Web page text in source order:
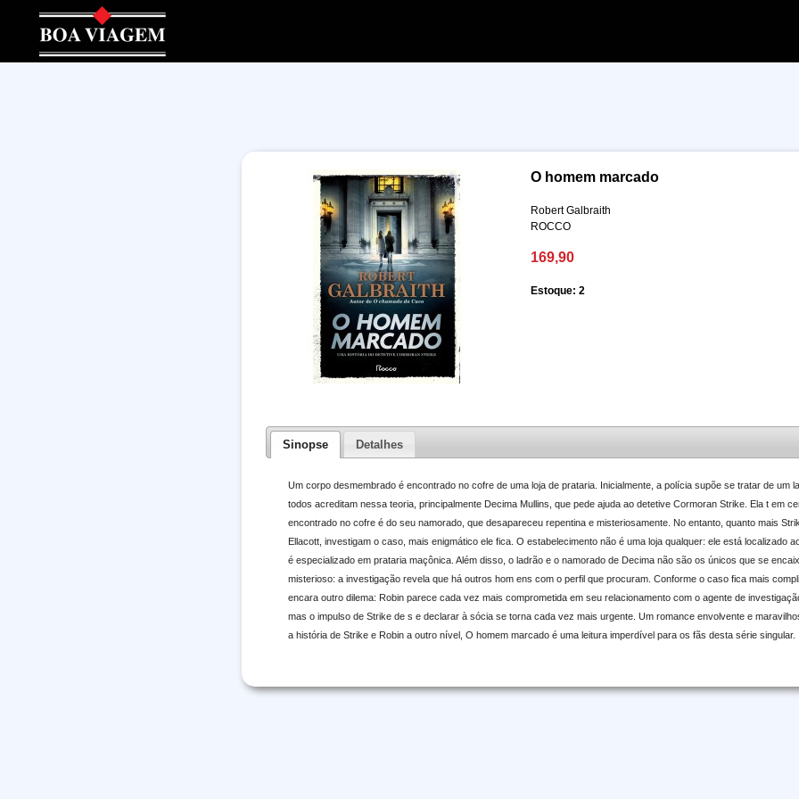
O homem marcado
Robert Galbraith
ROCCO
169,90
Estoque: 2
Sinopse Detalhes
Um corpo desmembrado é encontrado no cofre de uma loja de prataria. Inicialmente, a polícia supõe se tratar de um
todos acreditam nessa teoria, principalmente Decima Mullins, que pede ajuda ao detetive Cormoran Strike. Ela t em
encontrado no cofre é do seu namorado, que desapareceu repentina e misteriosamente. No entanto, quanto mais
Ellacott, investigam o caso, mais enigmático ele fica. O estabelecimento não é uma loja qualquer: ele está localizado
é especializado em prataria maçônica. Além disso, o ladrão e o namorado de Decima não são os únicos que se
misterioso: a investigação revela que há outros hom ens com o perfil que procuram. Conforme o caso fica mais
encara outro dilema: Robin parece cada vez mais comprometida em seu relacionamento com o agente de
mas o impulso de Strike de s e declarar à sócia se torna cada vez mais urgente. Um romance envolvente e
a história de Strike e Robin a outro nível, O homem marcado é uma leitura imperdível para os fãs desta série singular.